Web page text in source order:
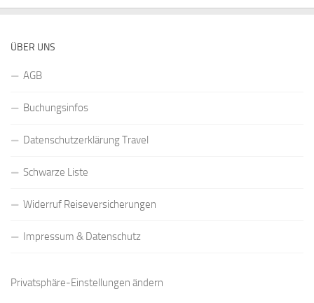
ÜBER UNS
AGB
Buchungsinfos
Datenschutzerklärung Travel
Schwarze Liste
Widerruf Reiseversicherungen
Impressum & Datenschutz
Privatsphäre-Einstellungen ändern